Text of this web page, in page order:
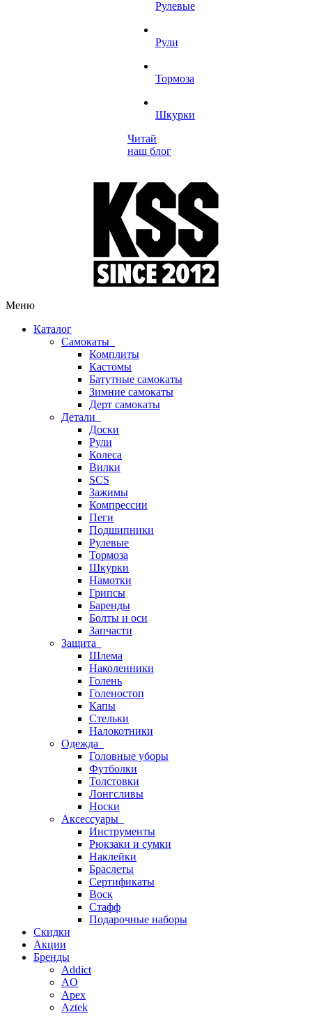
Рулевые
Рули
Тормоза
Шкурки
Читай
наш блог
Меню
Каталог
Самокаты
Комплиты
Кастомы
Батутные самокаты
Зимние самокаты
Дерт самокаты
Детали
Доски
Рули
Колеса
Вилки
SCS
Зажимы
Компрессии
Пеги
Подшипники
Рулевые
Тормоза
Шкурки
Намотки
Грипсы
Баренды
Болты и оси
Запчасти
Защита
Шлема
Наколенники
Голень
Голеностоп
Капы
Стельки
Налокотники
Одежда
Головные уборы
Футболки
Толстовки
Лонгсливы
Носки
Аксессуары
Инструменты
Рюкзаки и сумки
Наклейки
Браслеты
Сертификаты
Воск
Стафф
Подарочные наборы
Скидки
Акции
Бренды
Addict
AO
Apex
Aztek